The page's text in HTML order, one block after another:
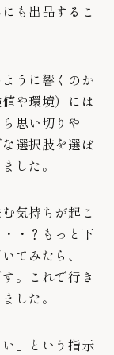
も出品するこ
うに響くのか
や環境）には
思い切りや
選択肢を選ぼ
した。
気持ちが起こ
・？もっと下
てみたら、
。これで行き
した。
」という指示